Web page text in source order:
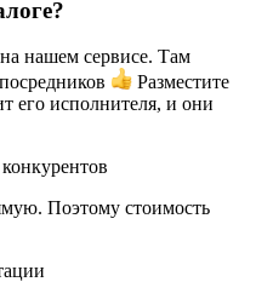
нашем сервисе. Там
Разместите
его исполнителя, и они
Поэтому стоимость